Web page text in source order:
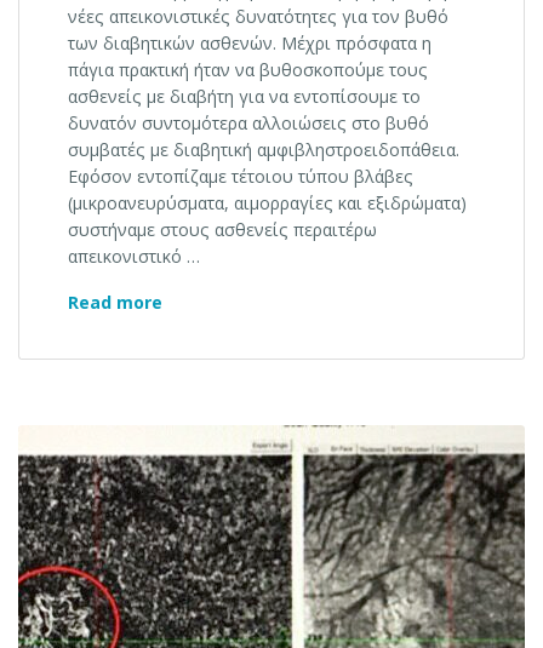
νέες απεικονιστικές δυνατότητες για τον βυθό
των διαβητικών ασθενών. Μέχρι πρόσφατα η
πάγια πρακτική ήταν να βυθοσκοπούμε τους
ασθενείς με διαβήτη για να εντοπίσουμε το
δυνατόν συντομότερα αλλοιώσεις στο βυθό
συμβατές με διαβητική αμφιβληστροειδοπάθεια.
Εφόσον εντοπίζαμε τέτοιου τύπου βλάβες
(μικροανευρύσματα, αιμορραγίες και εξιδρώματα)
συστήναμε στους ασθενείς περαιτέρω
απεικονιστικό …
Read more